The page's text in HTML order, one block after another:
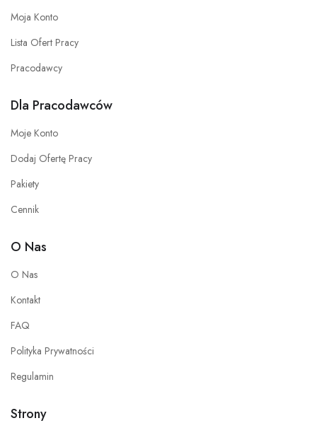
Moja Konto
Lista Ofert Pracy
Pracodawcy
Dla Pracodawców
Moje Konto
Dodaj Ofertę Pracy
Pakiety
Cennik
O Nas
O Nas
Kontakt
FAQ
Polityka Prywatności
Regulamin
Strony